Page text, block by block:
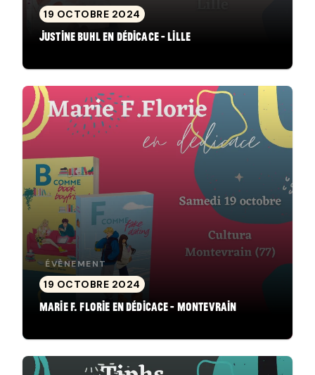
19 OCTOBRE 2024
Justine Buhl en dédicace - Lille
ÉVÈNEMENT
19 OCTOBRE 2024
Marie F. Florie en dédicace - Montevrain